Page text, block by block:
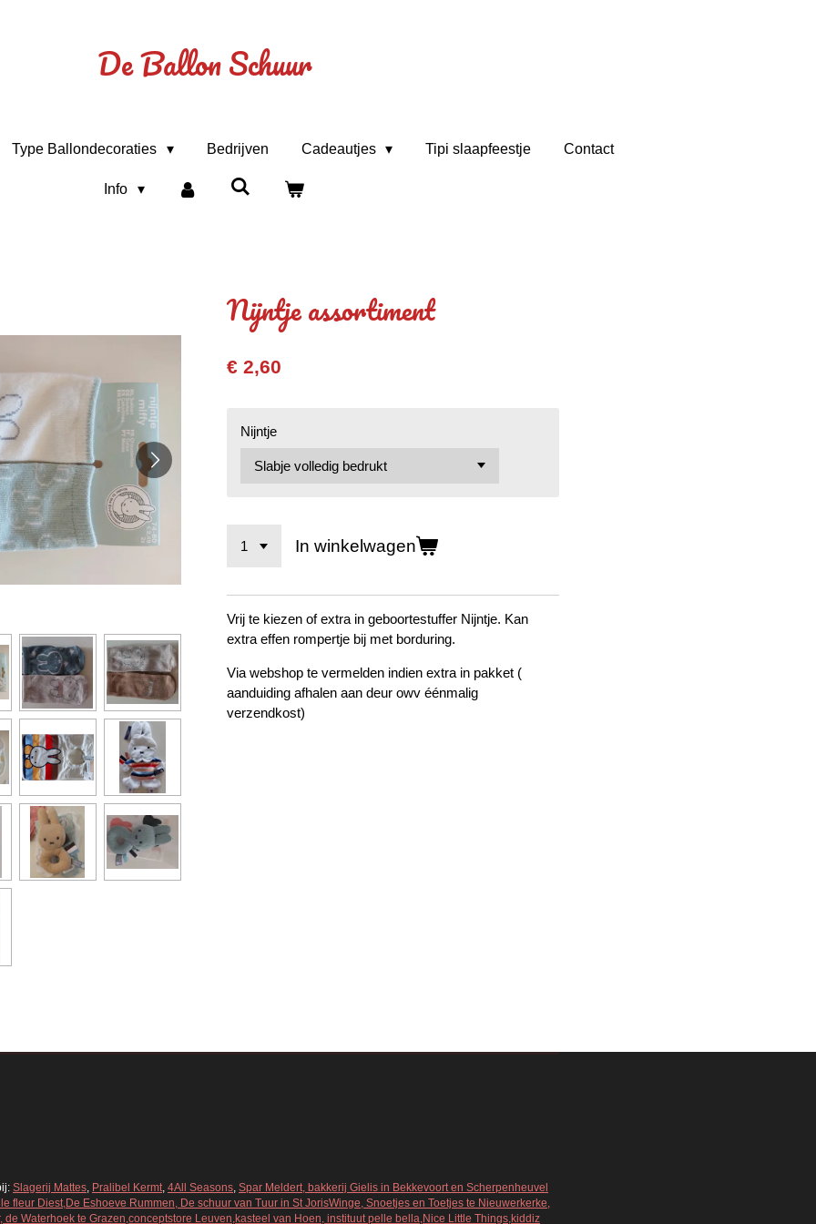
De Ballon Schuur
Type Ballondecoraties Bedrijven Cadeautjes Tipi slaapfeestje Contact
Info
Nijntje assortiment
€ 2,60
Nijntje
In winkelwagen
Vrij te kiezen of extra in geboortestuffer Nijntje. Kan
extra effen rompertje bij met borduring.
Via webshop te vermelden indien extra in pakket (
aanduiding afhalen aan deur owv éénmalig
verzendkost)
Slagerij Mattes Pralibel Kermt 4All Seasons Spar Meldert, bakkerij Gielis in Bekkevoort en Scherpenheuvel
fleur Diest,De Eshoeve Rummen, De schuur van Tuur in St JorisWinge, Snoetjes en Toetjes te Nieuwerkerke,
de Waterhoek te Grazen,conceptstore Leuven,kasteel van Hoen, instituut pelle bella,Nice Little Things,kiddiz